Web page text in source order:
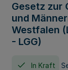
Gesetz zur
und
Westfalen
- LGG)
In Kraft